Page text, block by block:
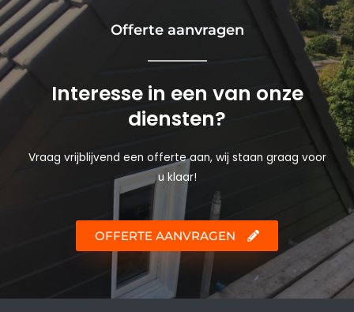
Offerte aanvragen
Interesse in een van onze
diensten?
Vraag vrijblijvend een offerte aan, wij staan graag voor
u klaar!
OFFERTE AANVRAGEN